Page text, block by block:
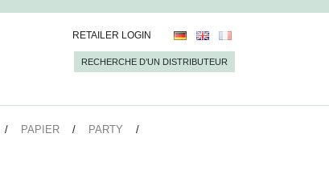
RETAILER LOGIN
RECHERCHE D’UN DISTRIBUTEUR
PAPIER PARTY